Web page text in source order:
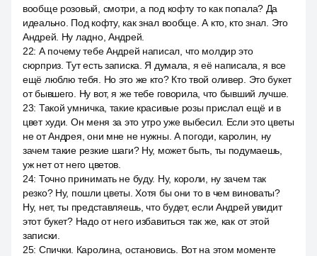
вообще розовый, смотри, а под кофту то как попала? Да
идеально. Под кофту, как знал вообще. А кто, кто знал. Это
Андрей. Ну ладно, Андрей.
22: А почему тебе Андрей написал, что молдир это
сюрприз. Тут есть записка. Я думала, я её написала, я все
ещё люблю тебя. Но это же кто? Кто твой оливер. Это букет
от бывшего. Ну вот, я же тебе говорила, что бывший лучше.
23: Такой умничка, такие красивые розы прислал ещё и в
цвет худи. Он меня за это утро уже выбесил. Если это цветы
не от Андрея, они мне не нужны. А погоди, каролин, ну
зачем такие резкие шаги? Ну, может быть, ты подумаешь,
уж нет от него цветов.
24: Точно принимать не буду. Ну, короли, ну зачем так
резко? Ну, пошли цветы. Хотя бы они то в чем виноваты?
Ну, нет, ты представляешь, что будет, если Андрей увидит
этот букет? Надо от него избавиться так же, как от этой
записки.
25: Спички. Каролина, остановись. Вот на этом моменте